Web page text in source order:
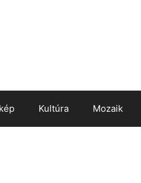
Kultúra Mozaik